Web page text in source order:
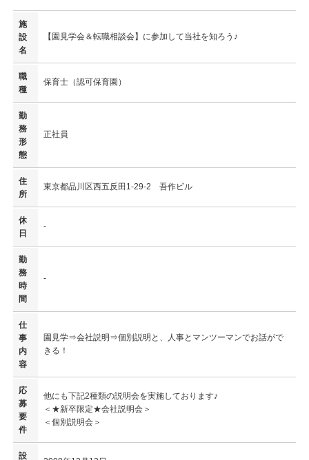
施
設
名
【園見学会＆転職相談会】に参加して当社を知ろう♪
職
種
保育士（認可保育園）
勤
務
形
態
正社員
住
所
東京都品川区西五反田1-29-2 吾作ビル
休
日
-
勤
務
時
間
-
仕
事
内
容
園見学⇒会社説明⇒個別説明と、人事とマンツーマンでお話がで
きる！
応
募
要
件
他にも下記2種類の説明会を実施しております♪
＜★新卒限定★会社説明会＞
＜個別説明会＞
設